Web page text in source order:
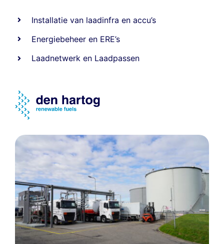
Installatie van laadinfra en accu’s
Energiebeheer en ERE’s
Laadnetwerk en Laadpassen